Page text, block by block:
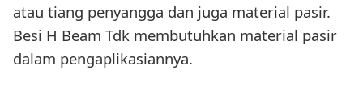
atau tiang penyangga dan juga material pasir.
Besi H Beam Tdk membutuhkan material pasir
dalam pengaplikasiannya.